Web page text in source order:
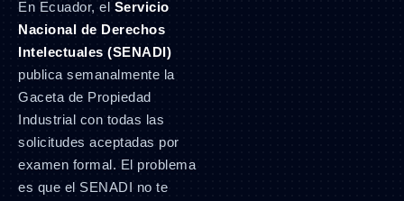
En Ecuador, el Servicio
Nacional de Derechos
Intelectuales (SENADI)
publica semanalmente la
Gaceta de Propiedad
Industrial con todas las
solicitudes aceptadas por
examen formal. El problema
es que el SENADI no te